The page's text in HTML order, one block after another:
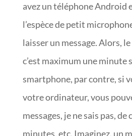
avez un téléphone Android
l’espèce de petit
laisser un message. Alors, le
c’est maximum une minute
smartphone, par contre, si
votre ordinateur, vous
messages, je ne sais pas,
minutes, etc. Imaginez, un